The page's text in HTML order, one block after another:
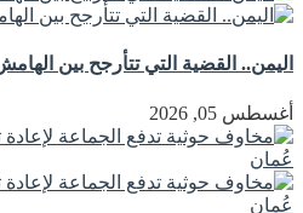
اليمن.. القضية التي تتأرجح بين
أغسطس 05, 2026